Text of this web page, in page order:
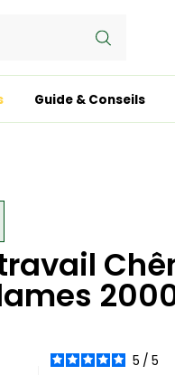
Guide & Conseils
5 / 5